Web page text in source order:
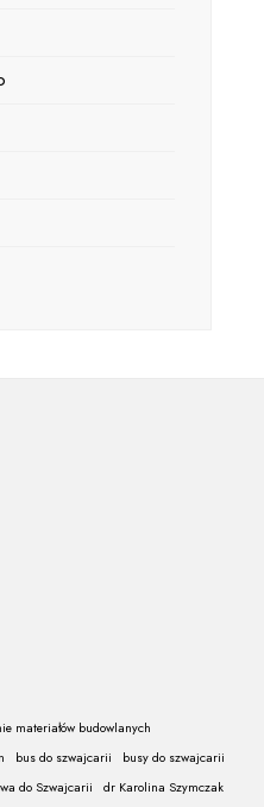
materiałów budowlanych
bus do szwajcarii
busy do szwajcarii
do Szwajcarii
dr Karolina Szymczak